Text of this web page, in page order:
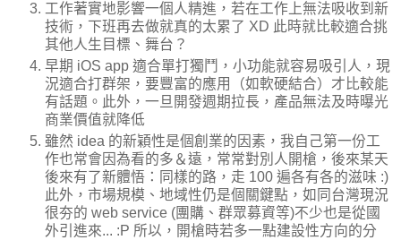
工作著實地影響一個人精進，若在工作上無法吸收到新
技術，下班再去做就真的太累了 XD 此時就比較適合挑
其他人生目標、舞台？
早期 iOS app 適合單打獨鬥，小功能就容易吸引人，現
況適合打群架，要豐富的應用（如軟硬結合）才比較能
有話題。此外，一旦開發週期拉長，產品無法及時曝光
商業價值就降低
雖然 idea 的新穎性是個創業的因素，我自己第一份工
作也常會因為看的多＆遠，常常對別人開槍，後來某天
後來有了新體悟：同樣的路，走 100 遍各有各的滋味 :)
此外，市場規模、地域性仍是個關鍵點，如同台灣現況
很夯的 web service (團購、群眾募資等)不少也是從國
外引進來... :P 所以，開槍時若多一點建設性方向的分